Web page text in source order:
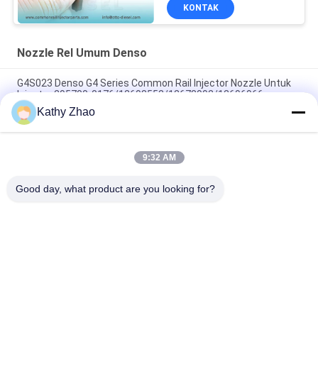
KONTAK
Nozzle Rel Umum Denso
G4S023 Denso G4 Series Common Rail Injector Nozzle Untuk
Injector 295700-0176/12698552/12678992/12696966
Nozel Injektor Bahan Bakar Diesel Common Rail G4S025 Untuk
Injektor Denso
Nozel Injeksi Bahan Bakar G4S018 untuk Injektor Mesin John
Kathy Zhao
9:32 AM
Good day, what product are you looking for?